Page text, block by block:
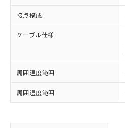
接点構成
ケーブル仕様
周囲温度範囲
周囲湿度範囲